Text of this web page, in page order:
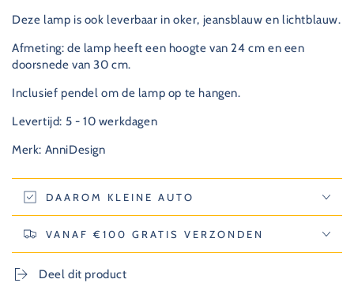
Deze lamp is ook leverbaar in oker, jeansblauw en lichtblauw.
Afmeting: de lamp heeft een hoogte van 24 cm en een
doorsnede van 30 cm.
Inclusief pendel om de lamp op te hangen.
Levertijd: 5 - 10 werkdagen
Merk: AnniDesign
DAAROM KLEINE AUTO
VANAF €100 GRATIS VERZONDEN
Deel dit product